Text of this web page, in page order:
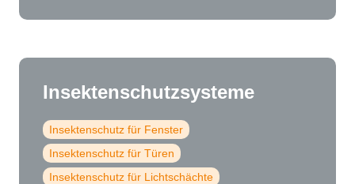
Insektenschutzsysteme
Insektenschutz für Fenster
Insektenschutz für Türen
Insektenschutz für Lichtschächte